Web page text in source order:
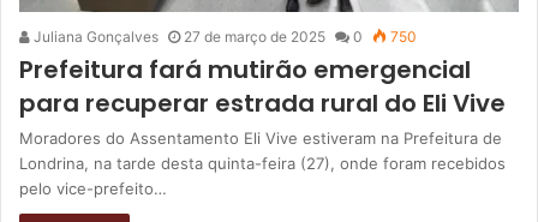
Juliana Gonçalves 27 de março de 2025 0 750
Prefeitura fará mutirão emergencial
para recuperar estrada rural do Eli Vive
Moradores do Assentamento Eli Vive estiveram na Prefeitura de
Londrina, na tarde desta quinta-feira (27), onde foram recebidos
pelo vice-prefeito…